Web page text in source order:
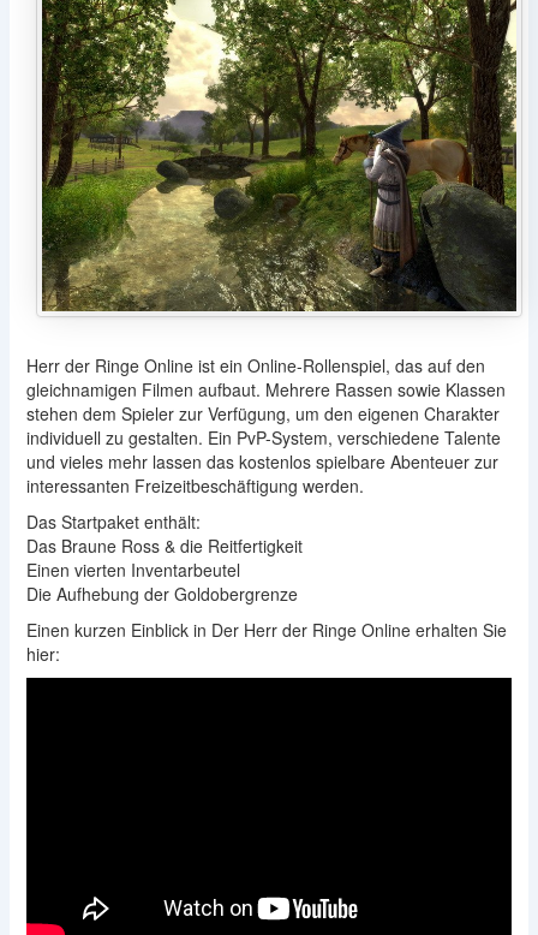
Herr der Ringe Online ist ein Online-Rollenspiel, das auf den
gleichnamigen Filmen aufbaut. Mehrere Rassen sowie Klassen
stehen dem Spieler zur Verfügung, um den eigenen Charakter
individuell zu gestalten. Ein PvP-System, verschiedene Talente
und vieles mehr lassen das kostenlos spielbare Abenteuer zur
interessanten Freizeitbeschäftigung werden.
Das Startpaket enthält:
Das Braune Ross & die Reitfertigkeit
Einen vierten Inventarbeutel
Die Aufhebung der Goldobergrenze
Einen kurzen Einblick in Der Herr der Ringe Online erhalten Sie
hier: